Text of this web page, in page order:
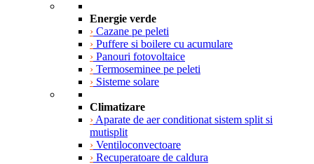
Energie verde
› Cazane pe peleti
› Puffere si boilere cu acumulare
› Panouri fotovoltaice
› Termoseminee pe peleti
› Sisteme solare
Climatizare
› Aparate de aer conditionat sistem split si
mutisplit
› Ventiloconvectoare
› Recuperatoare de caldura